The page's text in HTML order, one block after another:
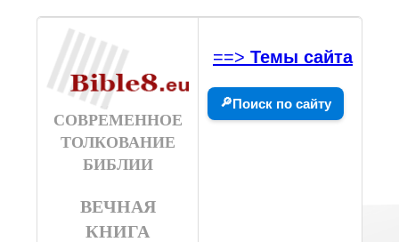
СОВРЕМЕННОЕ
ТОЛКОВАНИЕ
БИБЛИИ
ВЕЧНАЯ
КНИГА
==> Темы сайта
🔎Поиск по сайту